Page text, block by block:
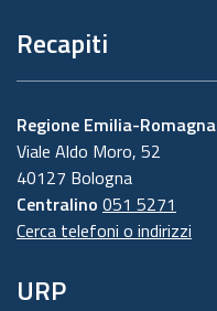
Recapiti
Regione Emilia-Romagna
Viale Aldo Moro, 52
40127 Bologna
Centralino 051 5271
Cerca telefoni o indirizzi
URP